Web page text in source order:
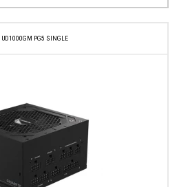
UD1000GM PG5 SINGLE